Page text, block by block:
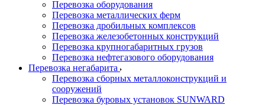
Перевозка оборудования
Перевозка металлических ферм
Перевозка дробильных комплексов
Перевозка железобетонных конструкций
Перевозка крупногабаритных грузов
Перевозка нефтегазового оборудования
Перевозка негабарита
Перевозка сборных металлоконструкций и
сооружений
Перевозка буровых установок SUNWARD